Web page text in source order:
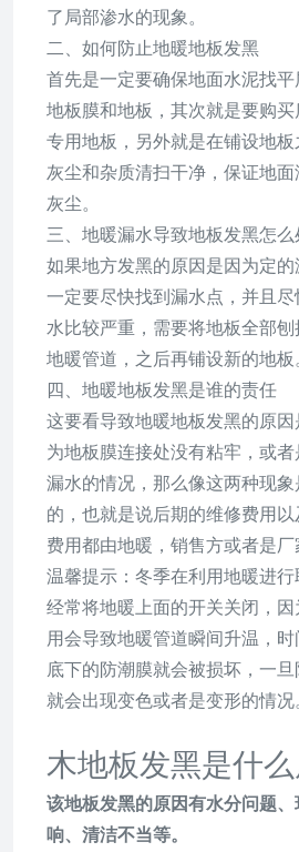
了局部渗水的现象。
二、如何防止地暖地板发黑
首先是一定要确保地面水泥找
地板膜和地板，其次就是要购
专用地板，另外就是在铺设地
灰尘和杂质清扫干净，保证地
灰尘。
三、地暖漏水导致地板发黑怎么
如果地方发黑的原因是因为定
一定要尽快找到漏水点，并且
水比较严重，需要将地板全部
地暖管道，之后再铺设新的地板。
四、地暖地板发黑是谁的责任
这要看导致地暖地板发黑的原
为地板膜连接处没有粘牢，或
漏水的情况，那么像这两种现
的，也就是说后期的维修费用
费用都由地暖，销售方或者是厂
温馨提示：冬季在利用地暖进
经常将地暖上面的开关关闭，
用会导致地暖管道瞬间升温，
底下的防潮膜就会被损坏，一
就会出现变色或者是变形的情况。
木地板发黑是什
该地板发黑的原因有水分问题
响、清洁不当等。